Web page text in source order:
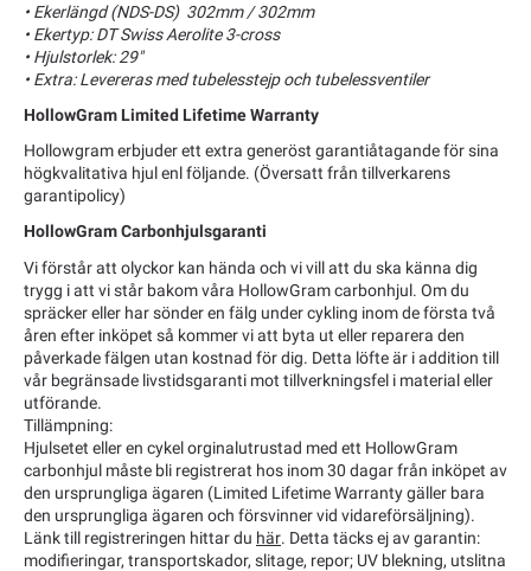
• Ekerlängd (NDS-DS) 302mm / 302mm
• Ekertyp: DT Swiss Aerolite 3-cross
• Hjulstorlek: 29"
• Extra: Levereras med tubelesstejp och tubelessventiler
HollowGram Limited Lifetime Warranty
Hollowgram erbjuder ett extra generöst garantiåtagande för sina
högkvalitativa hjul enl följande. (Översatt från tillverkarens
garantipolicy)
HollowGram Carbonhjulsgaranti
Vi förstår att olyckor kan hända och vi vill att du ska känna dig
trygg i att vi står bakom våra HollowGram carbonhjul. Om du
spräcker eller har sönder en fälg under cykling inom de första två
åren efter inköpet så kommer vi att byta ut eller reparera den
påverkade fälgen utan kostnad för dig. Detta löfte är i addition till
vår begränsade livstidsgaranti mot tillverkningsfel i material eller
utförande.
Tillämpning:
Hjulsetet eller en cykel orginalutrustad med ett HollowGram
carbonhjul måste bli registrerat hos inom 30 dagar från inköpet av
den ursprungliga ägaren (Limited Lifetime Warranty gäller bara
den ursprungliga ägaren och försvinner vid vidareförsäljning).
Länk till registreringen hittar du här. Detta täcks ej av garantin:
modifieringar, transportskador, slitage, repor; UV blekning, utslitna